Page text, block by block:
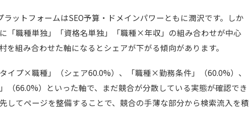
ットフォームはSEO予算・ドメインパワーともに潤沢です。しか
「職種単独」「資格名単独」「職種×年収」の組み合わせが中心
を組み合わせた軸になるとシェアが下がる傾向があります。
イプ×職種」（シェア60.0%）、「職種×勤務条件」（60.0%）、
（66.0%）といった軸で、まだ競合が分散している実態が確認でき
してページを整備することで、競合の手薄な部分から検索流入を積